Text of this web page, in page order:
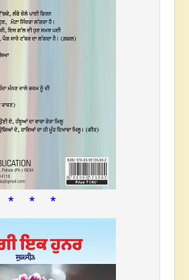
* * *